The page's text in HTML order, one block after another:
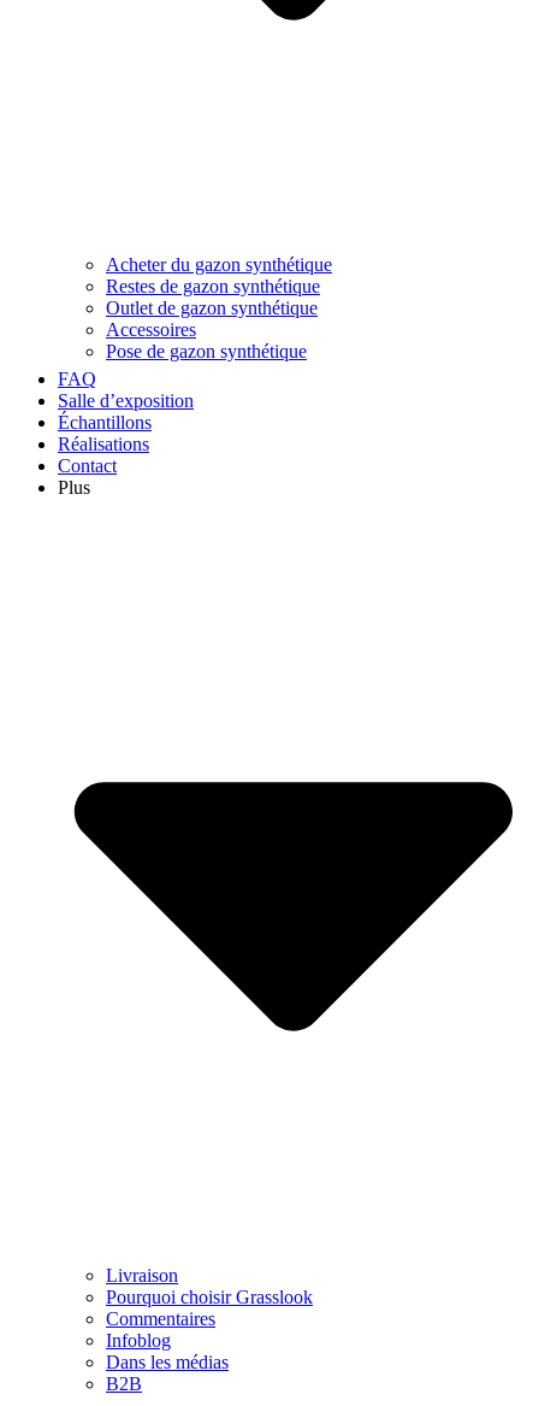
Acheter du gazon synthétique
Restes de gazon synthétique
Outlet de gazon synthétique
Accessoires
Pose de gazon synthétique
FAQ
Salle d’exposition
Échantillons
Réalisations
Contact
Plus
Livraison
Pourquoi choisir Grasslook
Commentaires
Infoblog
Dans les médias
B2B